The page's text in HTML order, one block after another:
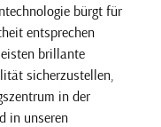
bürgt für
entsprechen
brillante
sicherzustellen,
in der
in unseren